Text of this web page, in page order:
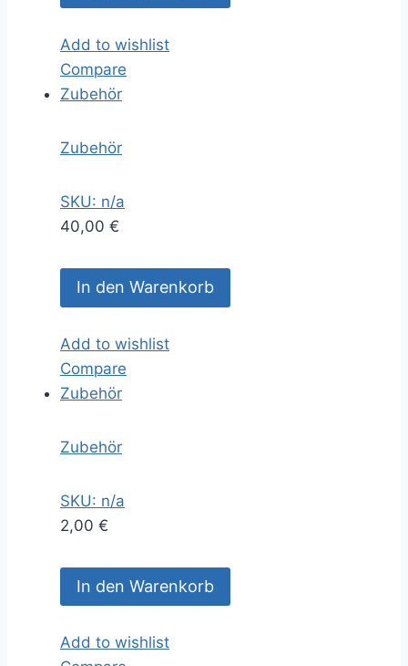
Add to wishlist
Compare
Zubehör
Zubehör
SKU: n/a
40,00 €
In den Warenkorb
Add to wishlist
Compare
Zubehör
Zubehör
SKU: n/a
2,00 €
In den Warenkorb
Add to wishlist